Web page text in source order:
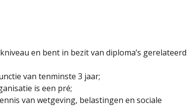
en bent in bezit van diploma’s gerelateerd
van tenminste 3 jaar;
is een pré;
van wetgeving, belastingen en sociale